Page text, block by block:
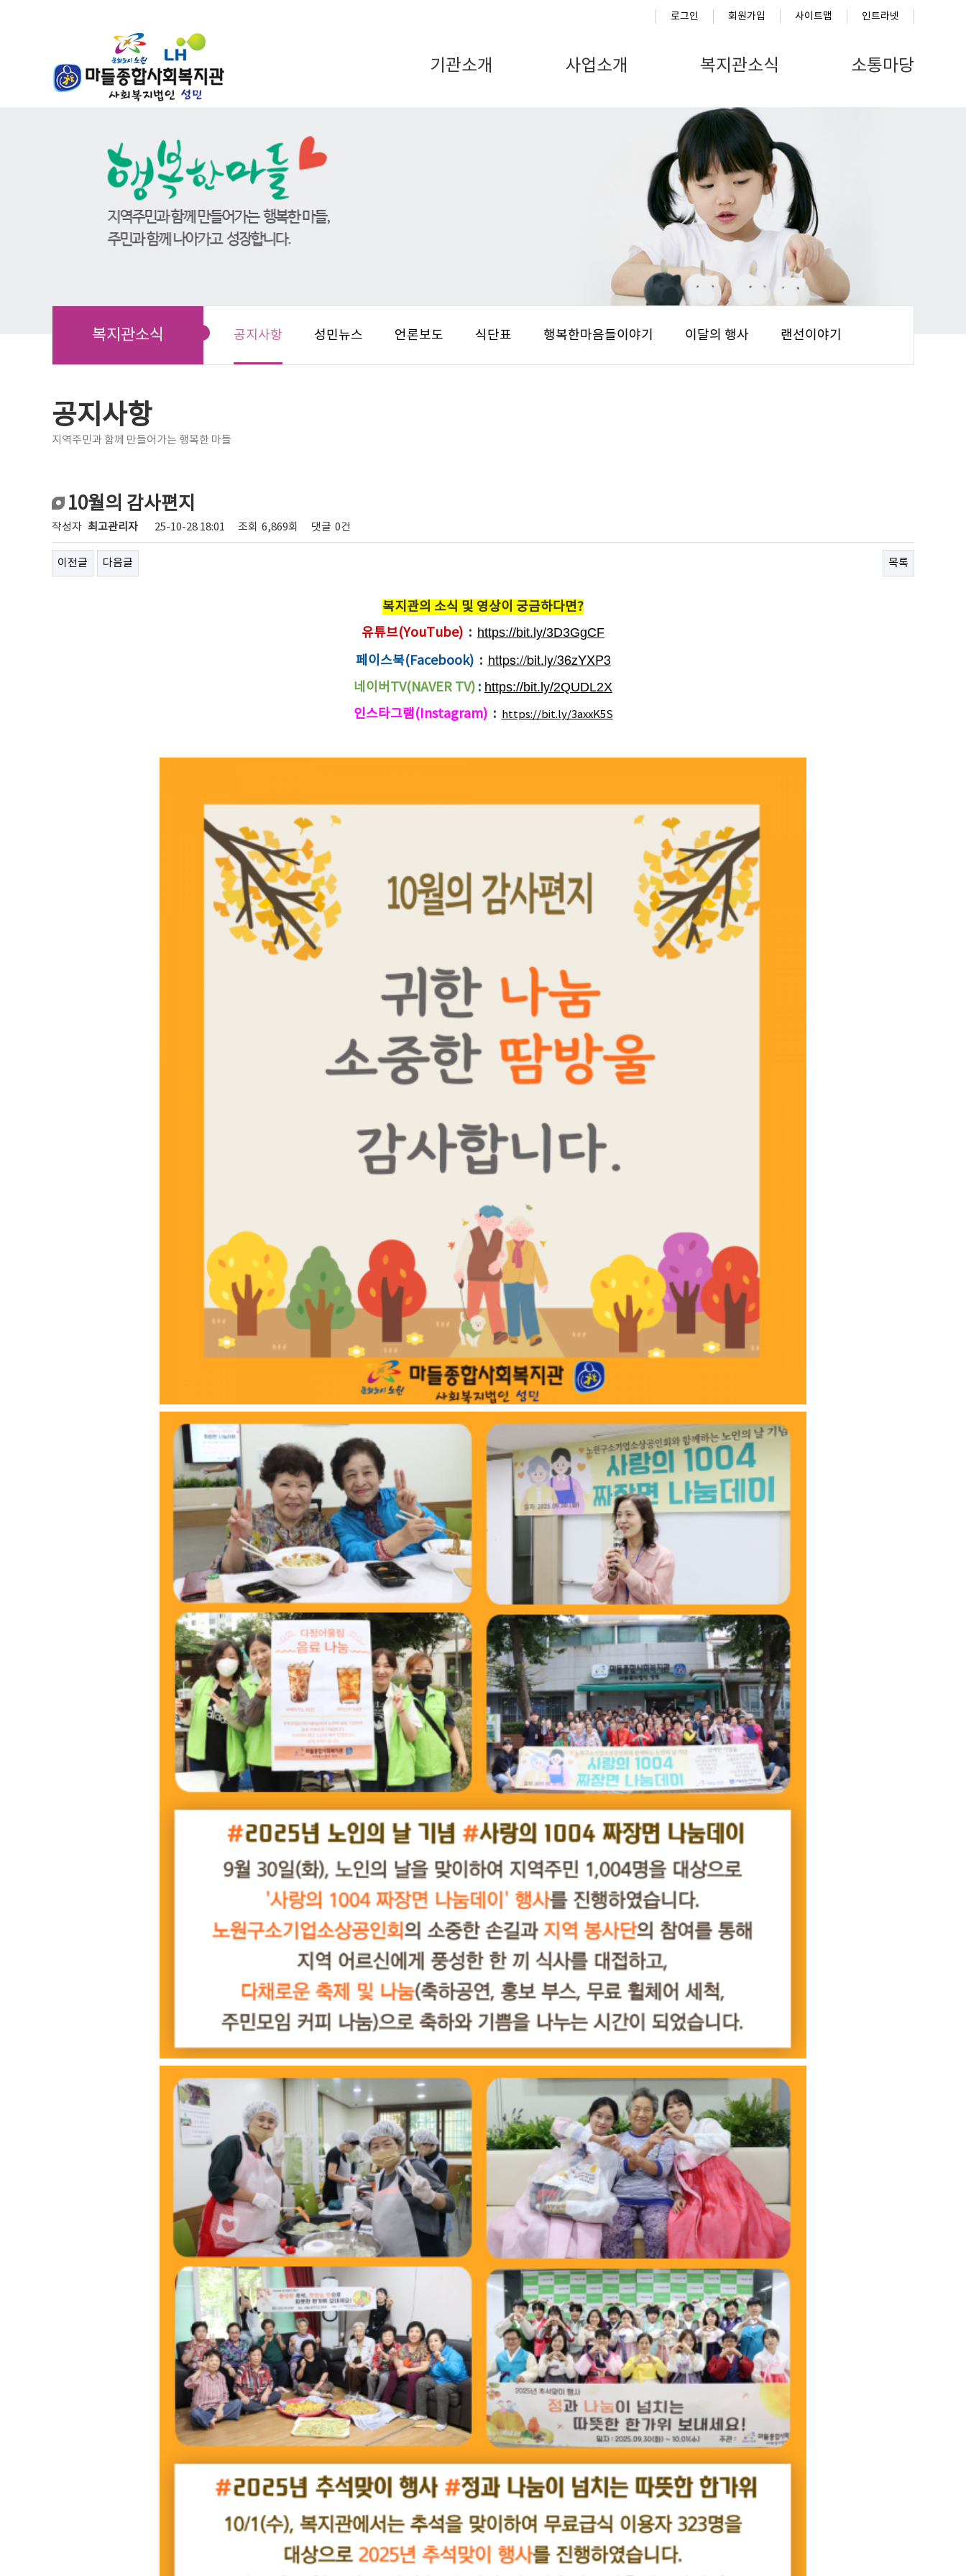
로그인 회원가입 사이트맵 인트라넷
기관소개 사업소개 복지관소식 소통마당
복지관소식 공지사항 성민뉴스 언론보도 식단표 행복한마음들이야기 이달의 행사 랜선이야기
공지사항
지역주민과 함께 만들어가는 행복한 마들
10월의 감사편지
작성자 최고관리자 25-10-28 18:01 조회 6,869회 댓글 0건
이전글 다음글 목록
복지관의 소식 및 영상이 궁금하다면?
유튜브(YouTube) : https://bit.ly/3D3GgCF
페이스북(Facebook): https://bit.ly/36zYXP3
네이버TV(NAVER TV) : https://bit.ly/2QUDL2X
인스타그램(Instagram): https://bit.ly/3axxK5S